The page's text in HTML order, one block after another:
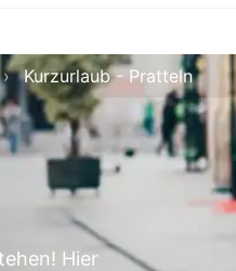
Hier
Kurzurlaub - Pratteln